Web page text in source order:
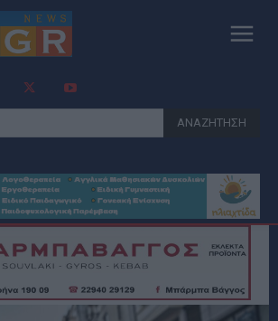
ΑΝΑΖΗΤΗΣΗ